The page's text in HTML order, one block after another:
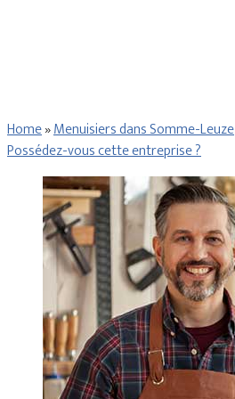
Home»Menuisiers dans Somme-Leuze
Possédez-vous cette entreprise ?